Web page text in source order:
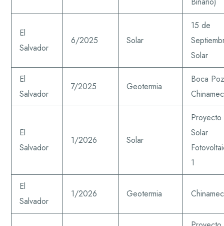
El
Salvador
6/2025 Solar
15 de
Solar
El
Salvador
7/2025 Geotermia
Boca
El
Salvador
1/2026 Solar
Proyecto
Solar
1
El
Salvador
1/2026 Geotermia